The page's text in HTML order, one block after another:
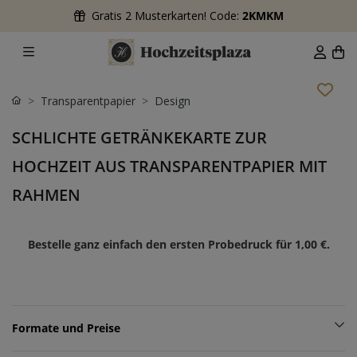
Gratis 2 Musterkarten! Code: 2KMKM
Transparentpapier Design
SCHLICHTE GETRÄNKEKARTE ZUR
HOCHZEIT AUS TRANSPARENTPAPIER MIT
RAHMEN
Bestelle ganz einfach den ersten Probedruck für 1,00 €.
Formate und Preise